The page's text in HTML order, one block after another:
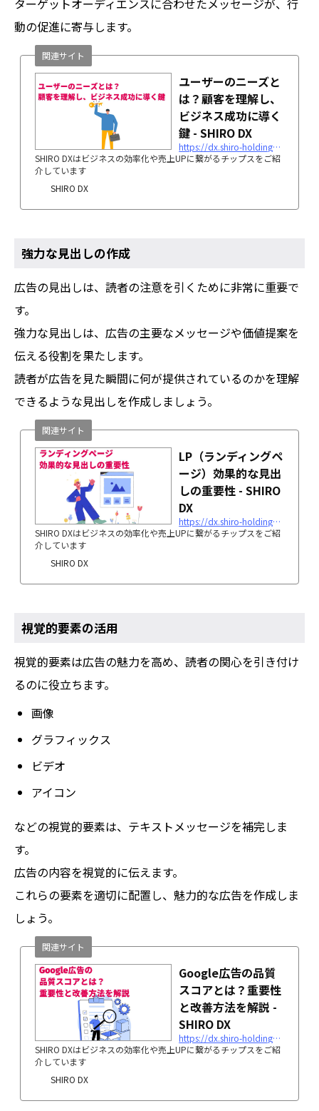
動の促進に寄与します。
ユーザーのニーズと
は？顧客を理解し、
ビジネス成功に導く
鍵 - SHIRO DX
https://dx.shiro-holdings.co.jp/p100/
SHIRO DXはビジネスの効率化や売上UPに繋がるチップスをご紹
介しています
SHIRO DX
関連サイト
強力な見出しの作成
広告の見出しは、読者の注意を引くために非常に重要で
す。
強力な見出しは、広告の主要なメッセージや価値提案を
伝える役割を果たします。
読者が広告を見た瞬間に何が提供されているのかを理解
できるような見出しを作成しましょう。
LP（ランディングペ
ージ）効果的な見出
しの重要性 - SHIRO
DX
https://dx.shiro-holdings.co.jp/p56/
SHIRO DXはビジネスの効率化や売上UPに繋がるチップスをご紹
介しています
SHIRO DX
関連サイト
視覚的要素の活用
視覚的要素は広告の魅力を高め、読者の関心を引き付け
るのに役立ちます。
画像
グラフィックス
ビデオ
アイコン
などの視覚的要素は、テキストメッセージを補完しま
す。
広告の内容を視覚的に伝えます。
これらの要素を適切に配置し、魅力的な広告を作成しま
しょう。
Google広告の品質
スコアとは？重要性
と改善方法を解説 -
SHIRO DX
https://dx.shiro-holdings.co.jp/p177/
SHIRO DXはビジネスの効率化や売上UPに繋がるチップスをご紹
介しています
SHIRO DX
関連サイト